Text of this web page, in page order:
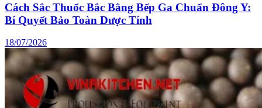
Cách Sắc Thuốc Bắc Bằng Bếp Ga Chuẩn Đông Y:
Bí Quyết Bảo Toàn Dược Tính
18/07/2026